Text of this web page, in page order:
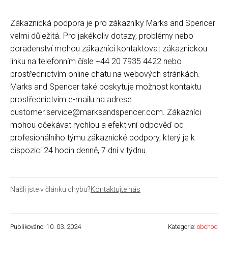
Zákaznická podpora je pro zákazníky Marks and Spencer
velmi důležitá. Pro jakékoliv dotazy, problémy nebo
poradenství mohou zákazníci kontaktovat zákaznickou
linku na telefonním čísle +44 20 7935 4422 nebo
prostřednictvím online chatu na webových stránkách.
Marks and Spencer také poskytuje možnost kontaktu
prostřednictvím e-mailu na adrese
customer.service@marksandspencer.com. Zákazníci
mohou očekávat rychlou a efektivní odpověď od
profesionálního týmu zákaznické podpory, který je k
dispozici 24 hodin denně, 7 dní v týdnu.
Našli jste v článku chybu?Kontaktujte nás
Publikováno: 10. 03. 2024 Kategorie: obchod